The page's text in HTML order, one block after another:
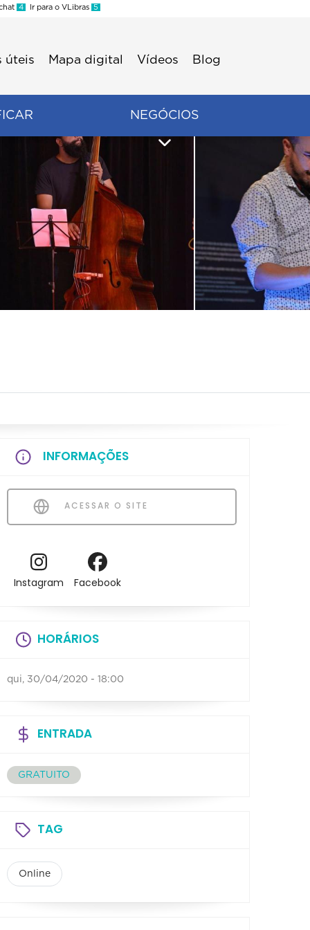
4 Ir para o VLibras 5
úteis Mapa digital Vídeos Blog
NEGÓCIOS
INFORMAÇÕES
ACESSAR O SITE
Instagram Facebook
HORÁRIOS
qui, 30/04/2020 - 18:00
ENTRADA
GRATUITO
TAG
Online